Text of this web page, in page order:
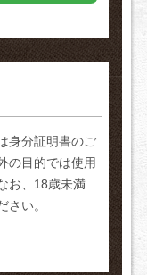
身分証明書のご
の目的では使用
お、18歳未満
さい。